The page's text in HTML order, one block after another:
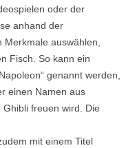
oder der
anhand der
Merkmale auswählen,
Fisch. So kann ein
genannt werden,
einen Namen aus
freuen wird. Die
mit einem Titel